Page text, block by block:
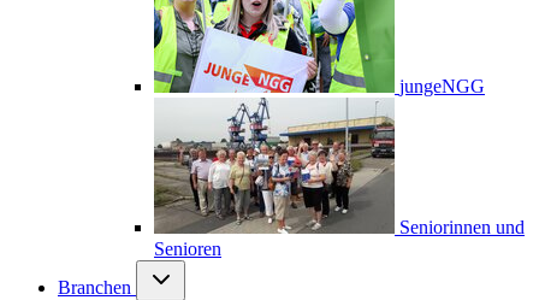
jungeNGG
Seniorinnen und
Senioren
Branchen